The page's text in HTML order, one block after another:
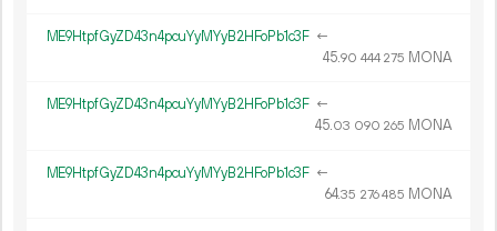
ME9HtpfGyZD43n4pcuYyMYyB2HFoPb1c3F ←
45.90 444 275 MONA
ME9HtpfGyZD43n4pcuYyMYyB2HFoPb1c3F ←
45.03 090 265 MONA
ME9HtpfGyZD43n4pcuYyMYyB2HFoPb1c3F ←
64.35 276485 MONA